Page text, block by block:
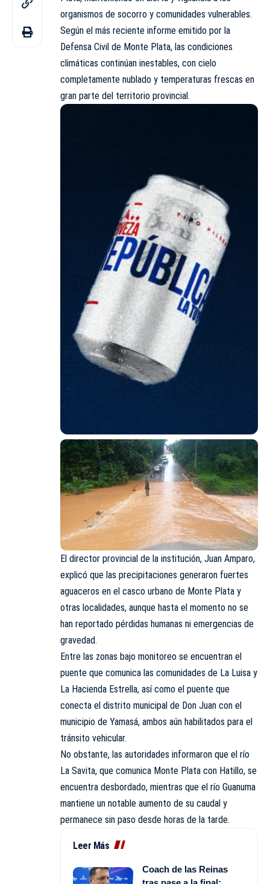
organismos de socorro y comunidades vulnerables.
Según el más reciente informe emitido por la
Defensa Civil de Monte Plata, las condiciones
climáticas continúan inestables, con cielo
completamente nublado y temperaturas frescas en
gran parte del territorio provincial.
El director provincial de la institución, Juan Amparo,
explicó que las precipitaciones generaron fuertes
aguaceros en el casco urbano de Monte Plata y
otras localidades, aunque hasta el momento no se
han reportado pérdidas humanas ni emergencias de
gravedad.
Entre las zonas bajo monitoreo se encuentran el
puente que comunica las comunidades de La Luisa y
La Hacienda Estrella, así como el puente que
conecta el distrito municipal de Don Juan con el
municipio de Yamasá, ambos aún habilitados para el
tránsito vehicular.
No obstante, las autoridades informaron que el río
La Savita, que comunica Monte Plata con Hatillo, se
encuentra desbordado, mientras que el río Guanuma
mantiene un notable aumento de su caudal y
permanece sin paso desde horas de la tarde.
Leer Más
Coach de las Reinas